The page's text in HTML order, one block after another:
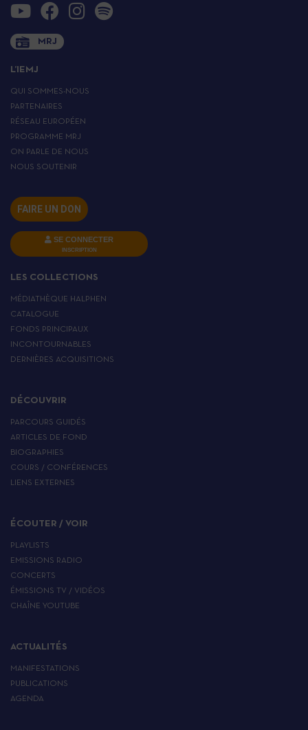
MRJ
L’IEMJ
QUI SOMMES-NOUS
PARTENAIRES
RÉSEAU EUROPÉEN
PROGRAMME MRJ
ON PARLE DE NOUS
NOUS SOUTENIR
FAIRE UN DON
SE CONNECTER
INSCRIPTION
LES COLLECTIONS
MÉDIATHÈQUE HALPHEN
CATALOGUE
FONDS PRINCIPAUX
INCONTOURNABLES
DERNIÈRES ACQUISITIONS
DÉCOUVRIR
PARCOURS GUIDÉS
ARTICLES DE FOND
BIOGRAPHIES
COURS / CONFÉRENCES
LIENS EXTERNES
ÉCOUTER / VOIR
PLAYLISTS
EMISSIONS RADIO
CONCERTS
ÉMISSIONS TV / VIDÉOS
CHAÎNE YOUTUBE
ACTUALITÉS
MANIFESTATIONS
PUBLICATIONS
AGENDA